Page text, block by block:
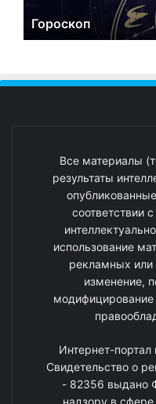
Гороскоп
Все материалы
результаты
соответствии
использование
рекламных или
изменение,
модифицирование
Интернет-
Свидетельство о
- 82356 выдано
надзору в